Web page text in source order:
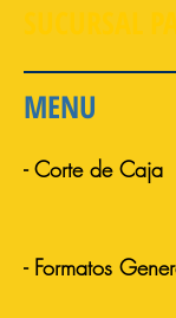
SUCURSAL
MENU
- Corte de Caja
- Formatos